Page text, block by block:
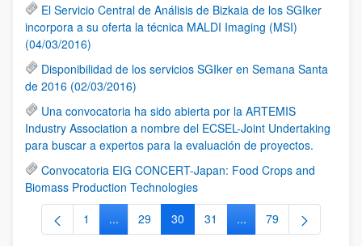
El Servicio Central de Análisis de Bizkaia de los SGIker
incorpora a su oferta la técnica MALDI Imaging (MSI)
(04/03/2016)
Disponibilidad de los servicios SGIker en Semana Santa
de 2016 (02/03/2016)
Una convocatoria ha sido abierta por la ARTEMIS
Industry Association a nombre del ECSEL-Joint Undertaking
para buscar a expertos para la evaluación de proyectos.
Convocatoria EIG CONCERT-Japan: Food Crops and
Biomass Production Technologies
Página
1 ...Páginas intermedias Use TAB para desplazarse.
Página
29 Página
30 Página
31 ...Páginas intermedias
Página
79